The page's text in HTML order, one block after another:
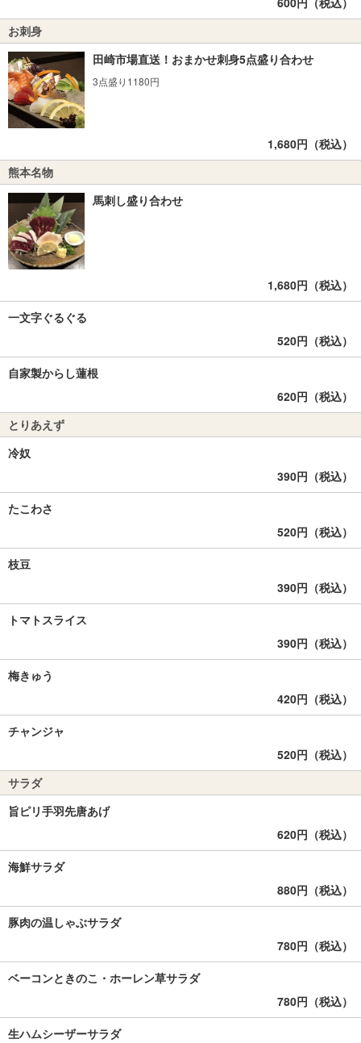
お刺身
田崎市場直送！おまかせ刺身5点盛り合わせ
3点盛り1180円
1,680円（税込）
熊本名物
馬刺し盛り合わせ
1,680円（税込）
一文字ぐるぐる
520円（税込）
自家製からし蓮根
620円（税込）
とりあえず
冷奴
390円（税込）
たこわさ
520円（税込）
枝豆
390円（税込）
トマトスライス
390円（税込）
梅きゅう
420円（税込）
チャンジャ
520円（税込）
サラダ
旨ピリ手羽先唐あげ
620円（税込）
海鮮サラダ
880円（税込）
豚肉の温しゃぶサラダ
780円（税込）
ベーコンときのこ・ホーレン草サラダ
780円（税込）
生ハムシーザーサラダ